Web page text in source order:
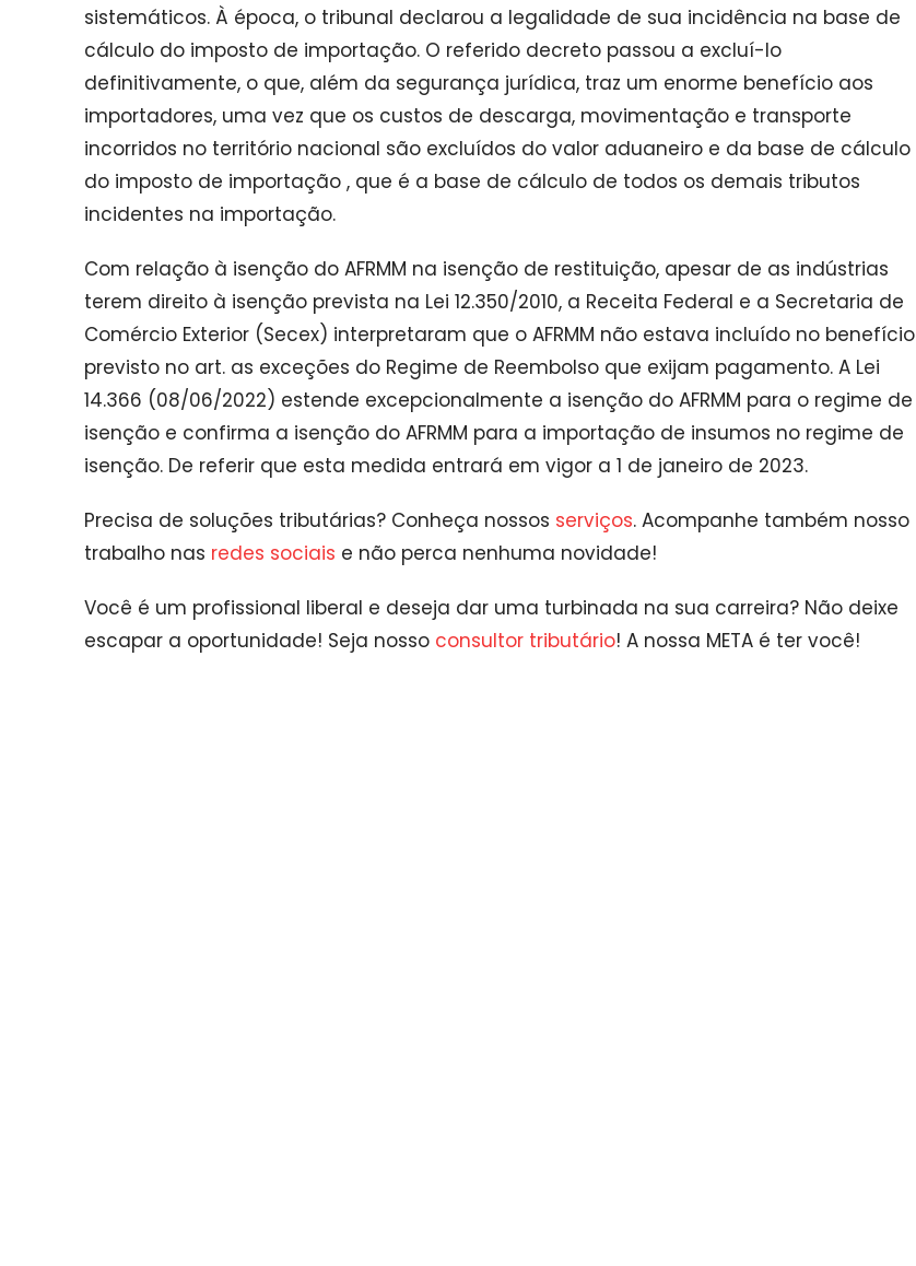
sistemáticos. À época, o tribunal declarou a legalidade de sua incidência na base de
cálculo do imposto de importação. O referido decreto passou a excluí-lo
definitivamente, o que, além da segurança jurídica, traz um enorme benefício aos
importadores, uma vez que os custos de descarga, movimentação e transporte
incorridos no território nacional são excluídos do valor aduaneiro e da base de cálculo
do imposto de importação , que é a base de cálculo de todos os demais tributos
incidentes na importação.
Com relação à isenção do AFRMM na isenção de restituição, apesar de as indústrias
terem direito à isenção prevista na Lei 12.350/2010, a Receita Federal e a Secretaria de
Comércio Exterior (Secex) interpretaram que o AFRMM não estava incluído no benefício
previsto no art. as exceções do Regime de Reembolso que exijam pagamento. A Lei
14.366 (08/06/2022) estende excepcionalmente a isenção do AFRMM para o regime de
isenção e confirma a isenção do AFRMM para a importação de insumos no regime de
isenção. De referir que esta medida entrará em vigor a 1 de janeiro de 2023.
Precisa de soluções tributárias? Conheça nossos serviços. Acompanhe também nosso
trabalho nas redes sociais e não perca nenhuma novidade!
Você é um profissional liberal e deseja dar uma turbinada na sua carreira? Não deixe
escapar a oportunidade! Seja nosso consultor tributário! A nossa META é ter você!